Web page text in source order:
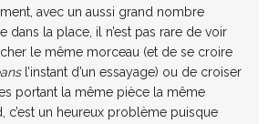
avec un aussi grand nombre
dans la place, il n’est pas rare de voir
le même morceau (et de se croire
l’instant d’un essayage) ou de croiser
portant la même pièce la même
c’est un heureux problème puisque